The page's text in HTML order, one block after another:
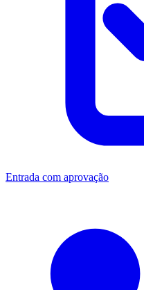
Entrada com aprovação